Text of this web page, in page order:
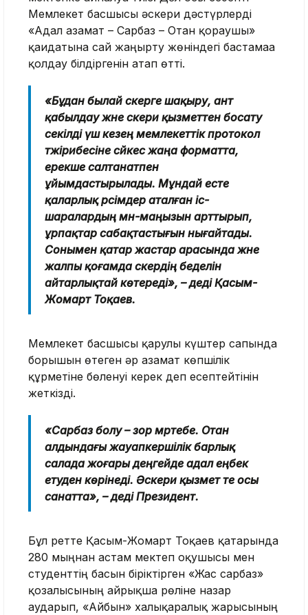
Мемлекет басшысы әскери дәстүрлерді
«Адал азамат – Сарбаз – Отан қорғаушы»
қағидатына сай жаңғырту жөніндегі бастамаға
қолдау білдіргенін атап өтті.
«Бұдан былай әскерге шақыру, ант
қабылдау және әскери қызметтен босату
секілді үш кезең мемлекеттік протокол
тәжірибесіне сәйкес жаңа форматта,
ерекше салтанатпен
ұйымдастырылады. Мұндай есте
қаларлық рәсімдер аталған іс-
шаралардың мән-маңызын арттырып,
ұрпақтар сабақтастығын нығайтады.
Сонымен қатар жастар арасында және
жалпы қоғамда әскердің беделін
айтарлықтай көтереді», – деді Қасым-
Жомарт Тоқаев.
Мемлекет басшысы қарулы күштер сапында
борышын өтеген әр азамат көпшілік
құрметіне бөленуі керек деп есептейтінін
жеткізді.
«Сарбаз болу – зор мәртебе. Отан
алдындағы жауапкершілік барлық
салада жоғары деңгейде адал еңбек
етуден көрінеді. Әскери қызмет те осы
санатта», – деді Президент.
Бұл ретте Қасым-Жомарт Тоқаев қатарында
280 мыңнан астам мектеп оқушысы мен
студенттің басын біріктірген «Жас сарбаз»
қозғалысының айрықша рөліне назар
аударып, «Айбын» халықаралық жарысының